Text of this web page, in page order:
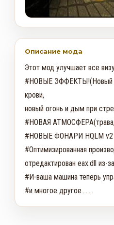
Описание мода
Этот мод улучшает все
#НОВЫЕ ЭФФЕКТЫ!(Новый
крови,
новый огонь и дым при
#НОВАЯ
#НОВЫЕ ФОНАРИ HQLM v2
#Оптимизированная
отредактирован eax.dll из-
#И-ваша машина теперь
#и многое другое........